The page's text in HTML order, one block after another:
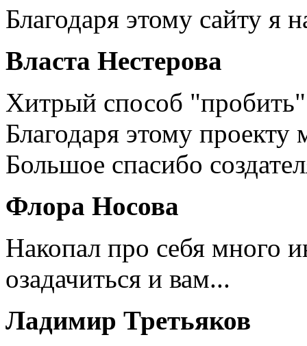
Благодаря этому сайту я
Власта Нестерова
Хитрый способ
Благодаря этому
Большое спасибо
Флора Носова
Накопал про себя много
озадачиться и вам...
Ладимир Третьяков